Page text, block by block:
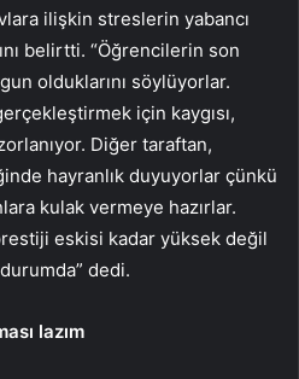
ilişkin streslerin yabancı
belirtti. “Öğrencilerin son
olduklarını söylüyorlar.
için kaygısı,
Diğer taraftan,
hayranlık duyuyorlar çünkü
kulak vermeye hazırlar.
eskisi kadar yüksek değil
dedi.
lazım